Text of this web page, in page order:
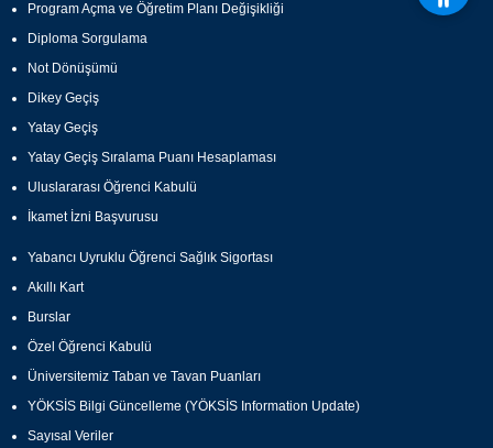
Program Açma ve Öğretim Planı Değişikliği
Diploma Sorgulama
Not Dönüşümü
Dikey Geçiş
Yatay Geçiş
Yatay Geçiş Sıralama Puanı Hesaplaması
Uluslararası Öğrenci Kabulü
İkamet İzni Başvurusu
Yabancı Uyruklu Öğrenci Sağlık Sigortası
Akıllı Kart
Burslar
Özel Öğrenci Kabulü
Üniversitemiz Taban ve Tavan Puanları
YÖKSİS Bilgi Güncelleme (YÖKSİS Information Update)
Sayısal Veriler